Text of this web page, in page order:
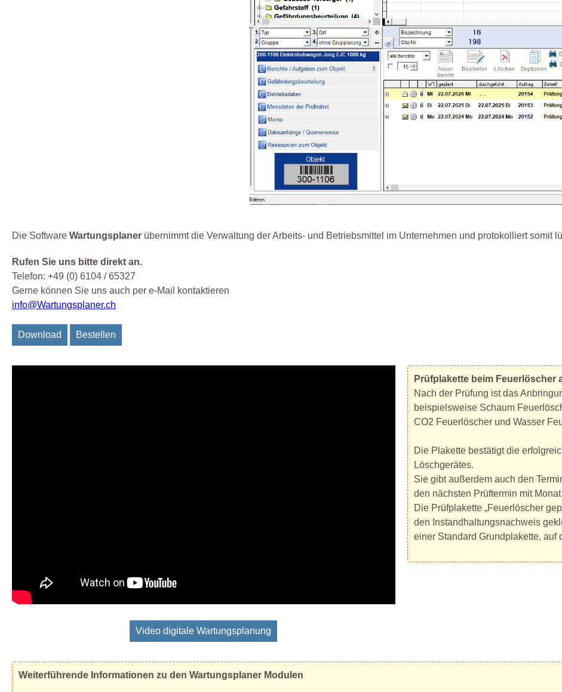
Die Software Wartungsplaner übernimmt die Verwaltung der Arbeits- und Betriebsmittel im Unternehmen und protokolliert somit
Rufen Sie uns bitte direkt an.
Telefon: +49 (0) 6104 / 65327
Gerne können Sie uns auch per e-Mail kontaktieren
info@Wartungsplaner.ch
Download Bestellen
Video digitale Wartungsplanung
Prüfplakette beim Feuerlöscher
Nach der Prüfung ist das
beispielsweise Schaum
CO2 Feuerlöscher und Wasser
Die Plakette bestätigt die
Löschgerätes.
Sie gibt außerdem auch den
den nächsten Prüftermin mit
Die Prüfplakette „Feuerlöscher
den Instandhaltungsnachweis
einer Standard Grundplakette, auf
Weiterführende Informationen zu den Wartungsplaner Modulen